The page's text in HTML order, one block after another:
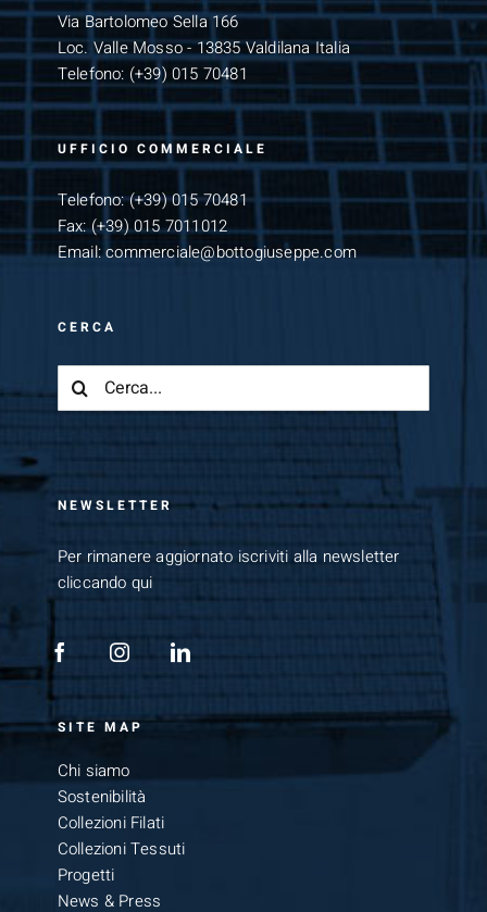
Via Bartolomeo Sella 166
Loc. Valle Mosso - 13835 Valdilana Italia
Telefono: (+39) 015 70481
UFFICIO COMMERCIALE
Telefono:(+39) 015 70481
Fax:(+39) 015 7011012
Email:commerciale@bottogiuseppe.com
CERCA
Cerca
per:
NEWSLETTER
Per rimanere aggiornato iscriviti alla newsletter
cliccando qui
SITE MAP
Chi siamo
Sostenibilità
Collezioni Filati
Collezioni Tessuti
Progetti
News & Press